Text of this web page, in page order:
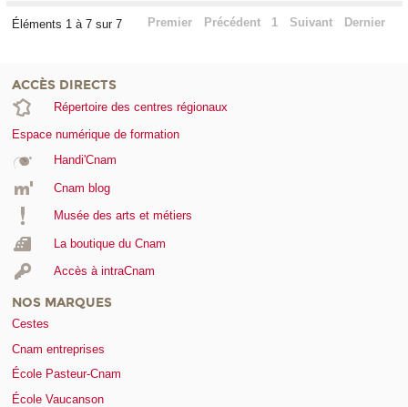
Éléments 1 à 7 sur 7 Premier Précédent 1 Suivant Dernier
ACCÈS DIRECTS
Répertoire des centres régionaux
Espace numérique de formation
Handi'Cnam
Cnam blog
Musée des arts et métiers
La boutique du Cnam
Accès à intraCnam
NOS MARQUES
Cestes
Cnam entreprises
École Pasteur-Cnam
École Vaucanson